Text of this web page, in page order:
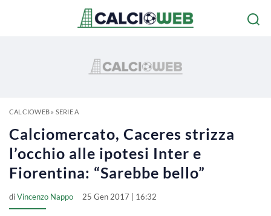
CALCIOWEB» SERIE A
Calciomercato, Caceres strizza
l’occhio alle ipotesi Inter e
Fiorentina: “Sarebbe bello”
diVincenzo Nappo 25 Gen 2017 | 16:32